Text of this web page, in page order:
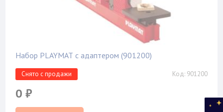
Набор PLAYMAT с адаптером (901200)
Снято с продажи Код: 901200
0 ₽